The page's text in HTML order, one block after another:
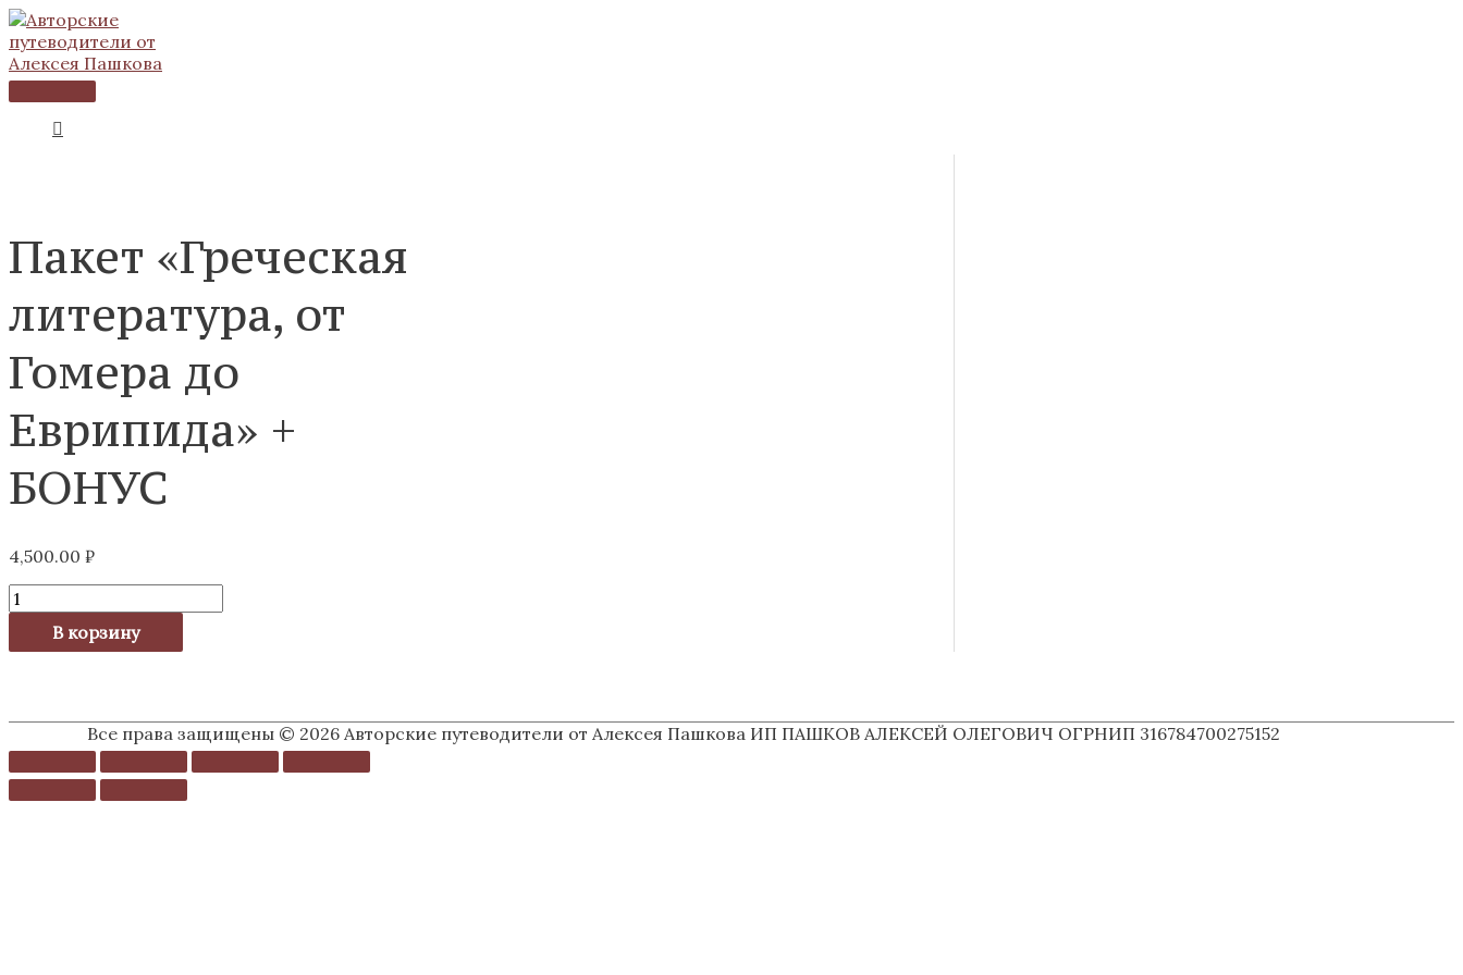
Перейти
к
содержимому
меню
Пакет «Греческая
литература, от
Гомера до
Еврипида» +
БОНУС
4,500.00 ₽
Количество
товара
Пакет
«Греческая
литература,
Гомера
В корзину
Все права защищены © 2026 Авторские путеводители от Алексея Пашкова ИП ПАШКОВ АЛЕКСЕЙ ОЛЕГОВИЧ ОГРНИП 316784700275152